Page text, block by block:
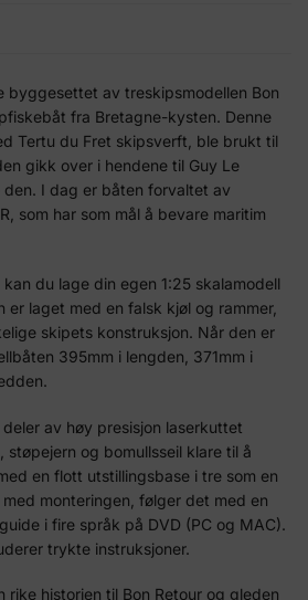
byggesettet av treskipsmodellen Bon
fra Bretagne-kysten. Denne
Tertu du Fret skipsverft, ble brukt til
gikk over i hendene til Guy Le
den. I dag er båten forvaltet av
som har som mål å bevare maritim
du lage din egen 1:25 skalamodell
er laget med en falsk kjøl og rammer,
skipets konstruksjon. Når den er
395mm i lengden, 371mm i
av høy presisjon laserkuttet
og bomullsseil klare til å
en flott utstillingsbase i tre som en
monteringen, følger det med en
i fire språk på DVD (PC og MAC).
trykte instruksjoner.
rike historien til Bon Retour og gleden